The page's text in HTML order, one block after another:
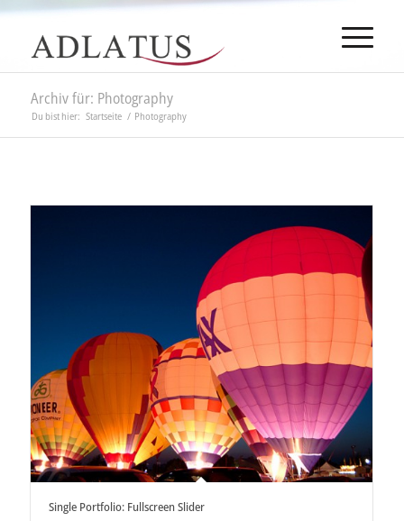
Archiv für: Photography
Du bist hier: Startseite / Photography
Single Portfolio: Fullscreen Slider